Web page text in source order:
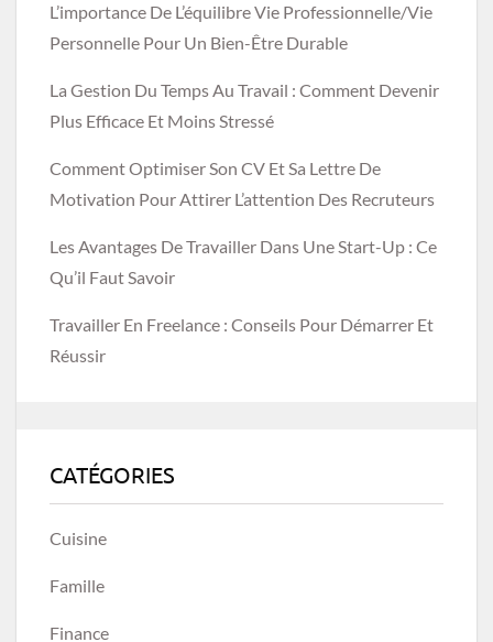
L’importance De L’équilibre Vie Professionnelle/vie
Personnelle Pour Un Bien-Être Durable
La Gestion Du Temps Au Travail : Comment Devenir
Plus Efficace Et Moins Stressé
Comment Optimiser Son CV Et Sa Lettre De
Motivation Pour Attirer L’attention Des Recruteurs
Les Avantages De Travailler Dans Une Start-Up : Ce
Qu’il Faut Savoir
Travailler En Freelance : Conseils Pour Démarrer Et
Réussir
CATÉGORIES
Cuisine
Famille
Finance